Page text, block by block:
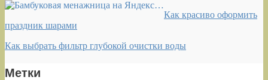
Как красиво оформить
праздник шарами
Как выбрать фильтр глубокой очистки воды
Метки